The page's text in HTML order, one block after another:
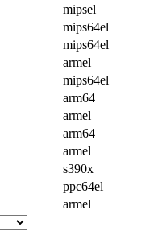
mipsel
mips64el
mips64el
armel
mips64el
arm64
armel
arm64
armel
s390x
ppc64el
armel